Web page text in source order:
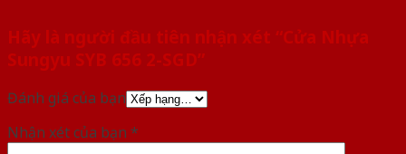
Hãy là người đầu tiên nhận xét “Cửa Nhựa
Sungyu SYB 656 2-SGD”
Đánh giá của bạn
Nhận xét của bạn *